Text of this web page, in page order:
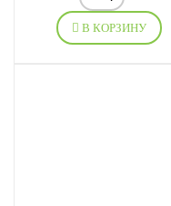
В КОРЗИНУ